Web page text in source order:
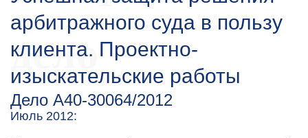
арбитражного суда в пользу
клиента. Проектно-
изыскательские работы
Дело А40-30064/2012
Июль 2012:
дело